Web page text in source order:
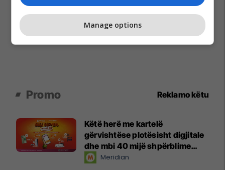
Promo Reklamo këtu
Këtë herë me kartelë
gërvishtëse plotësisht digjitale
dhe mbi 40 mijë shpërblime
instant!Meridian
Manage options